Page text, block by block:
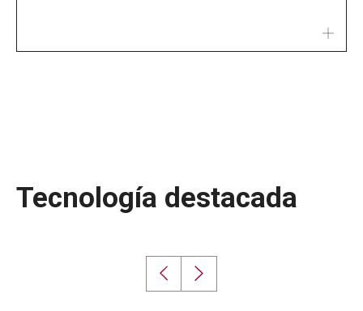
Tecnología destacada